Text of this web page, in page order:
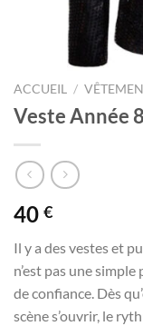
ACCUEIL /
Veste Année
40 €
Il y a des vestes et
n’est pas une
de confiance. Dès
scène s’ouvrir, le